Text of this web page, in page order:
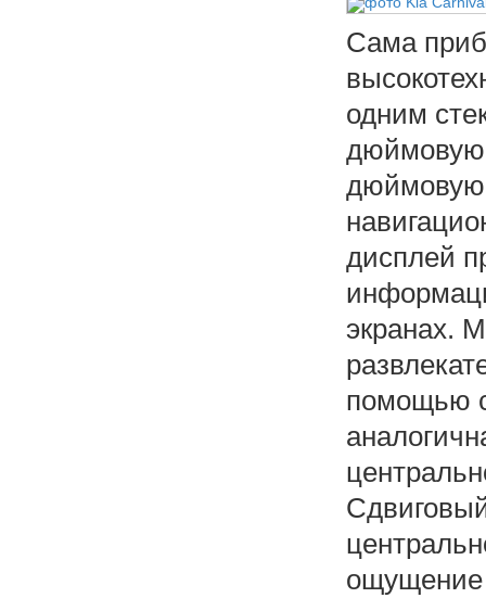
Сама
одним
дюймовую
дюймовую
дисплей
экранах.
помощью
ощущение